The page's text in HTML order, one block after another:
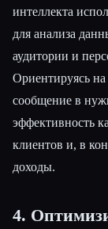
интеллекта
для анализа
аудитории и
Ориентируясь
сообщение в
эффективность
клиентов и, в
доходы.
4.